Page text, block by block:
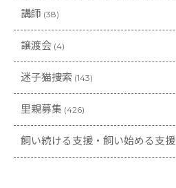
講師 (38)
譲渡会 (4)
迷子猫捜索 (143)
里親募集 (426)
飼い続ける支援・飼い始める支援